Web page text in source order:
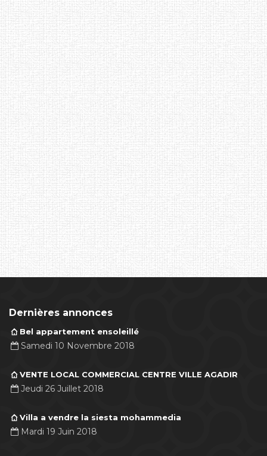
Dernières annonces
Bel appartement ensoleillé
Samedi 10 Novembre 2018
VENTE LOCAL COMMERCIAL CENTRE VILLE AGADIR
Jeudi 26 Juillet 2018
Villa a vendre la siesta mohammedia
Mardi 19 Juin 2018